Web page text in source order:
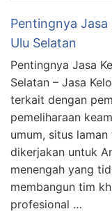
Pentingnya Jasa
Ulu Selatan
Pentingnya Jasa
Selatan – Jasa
terkait dengan
pemeliharaan
umum, situs
dikerjakan untuk
menengah yang
membangun tim
profesional …